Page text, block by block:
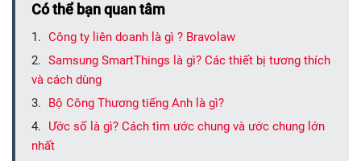
Có thể bạn quan tâm
Công ty liên doanh là gì ? Bravolaw
Samsung SmartThings là gì? Các thiết bị tương thích
và cách dùng
Bộ Công Thương tiếng Anh là gì?
Ước số là gì? Cách tìm ước chung và ước chung lớn
nhất